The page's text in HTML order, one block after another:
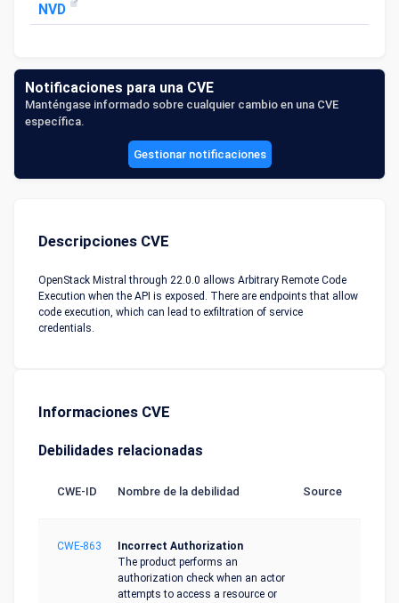
NVD
Notificaciones para una CVE
Manténgase informado sobre cualquier cambio en una CVE
específica.
Gestionar notificaciones
Descripciones CVE
OpenStack Mistral through 22.0.0 allows Arbitrary Remote Code
Execution when the API is exposed. There are endpoints that allow
code execution, which can lead to exfiltration of service
credentials.
Informaciones CVE
Debilidades relacionadas
CWE-ID Nombre de la debilidad Source
CWE-863
Incorrect Authorization
The product performs an
authorization check when an actor
attempts to access a resource or